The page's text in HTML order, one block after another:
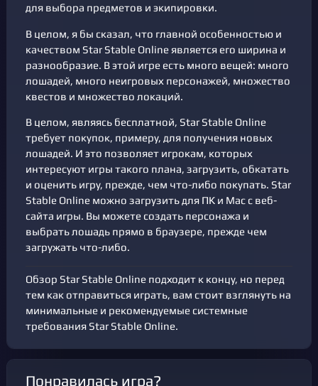
для выбора предметов и экипировки.
В целом, я бы сказал, что главной особенностью и
качеством Star Stable Online является его ширина и
разнообразие. В этой игре есть много вещей: много
лошадей, много неигровых персонажей, множество
квестов и множество локаций.
В целом, являясь бесплатной, Star Stable Online
требует покупок, примеру, для получения новых
лошадей. И это позволяет игрокам, которых
интересуют игры такого плана, загрузить, обкатать
и оценить игру, прежде, чем что-либо покупать. Star
Stable Online можно загрузить для ПК и Mac с веб-
сайта игры. Вы можете создать персонажа и
выбрать лошадь прямо в браузере, прежде чем
загружать что-либо.
Обзор Star Stable Online подходит к концу, но перед
тем как отправиться играть, вам стоит взглянуть на
минимальные и рекомендуемые системные
требования Star Stable Online.
Понравилась игра?